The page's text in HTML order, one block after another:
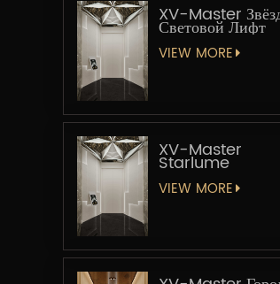
XV-Master
Световой Лифт
VIEW MORE
XV-Master
Starlume
VIEW MORE